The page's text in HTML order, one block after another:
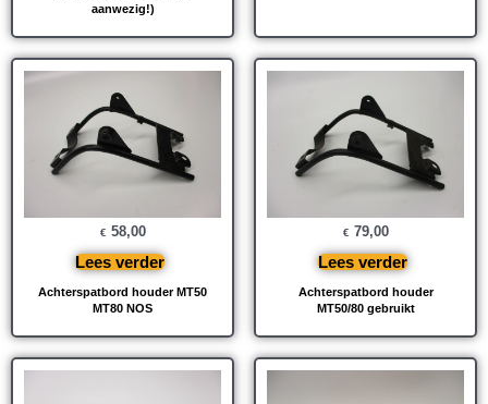
aanwezig!)
Achterspatbord houder MT50
MT80 NOS
€ 58,00
Lees verder
Achterspatbord houder
MT50/80 gebruikt
€ 79,00
Lees verder